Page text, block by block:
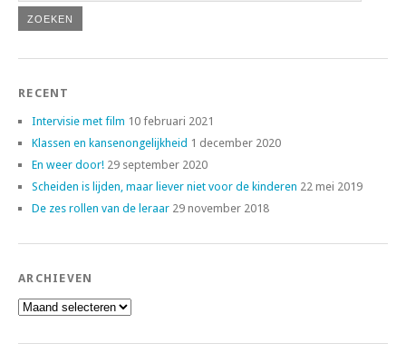
RECENT
Intervisie met film 10 februari 2021
Klassen en kansenongelijkheid 1 december 2020
En weer door! 29 september 2020
Scheiden is lijden, maar liever niet voor de kinderen 22 mei 2019
De zes rollen van de leraar 29 november 2018
ARCHIEVEN
Archieven